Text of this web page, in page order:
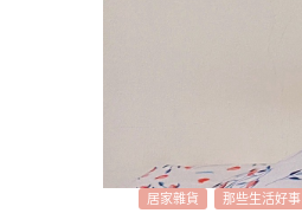
居家雜貨 那些生活好事